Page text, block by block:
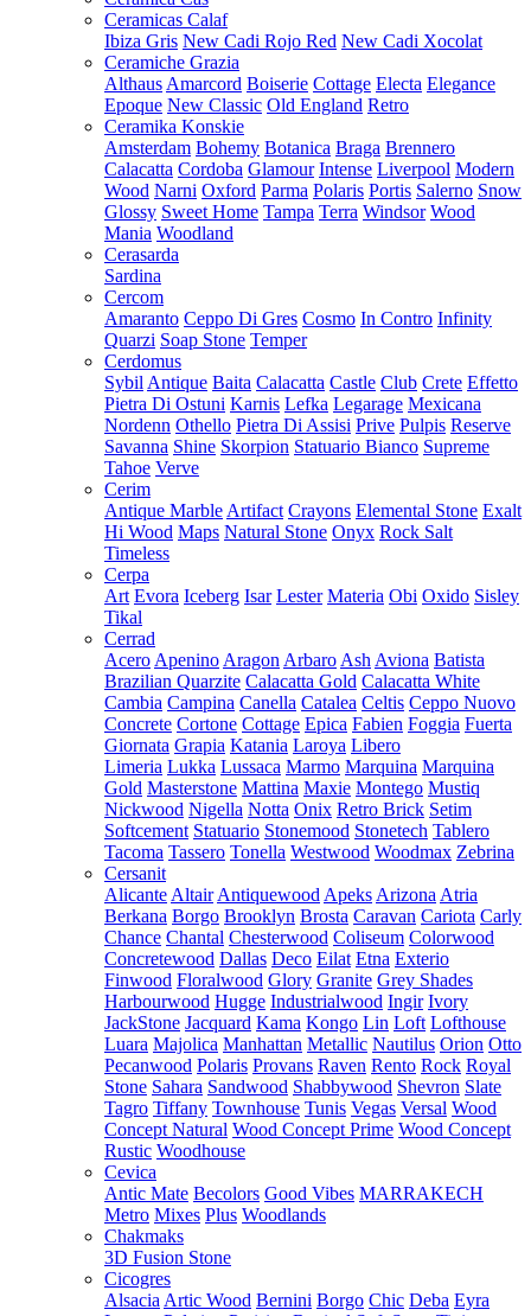
Ceramicas Calaf
Ibiza Gris New Cadi Rojo Red New Cadi Xocolat
Ceramiche Grazia
Althaus Amarcord Boiserie Cottage Electa Elegance
Epoque New Classic Old England Retro
Ceramika Konskie
Amsterdam Bohemy Botanica Braga Brennero
Calacatta Cordoba Glamour Intense Liverpool Modern
Wood Narni Oxford Parma Polaris Portis Salerno Snow
Glossy Sweet Home Tampa Terra Windsor Wood
Mania Woodland
Cerasarda
Sardina
Cercom
Amaranto Ceppo Di Gres Cosmo In Contro Infinity
Quarzi Soap Stone Temper
Cerdomus
Sybil Antique Baita Calacatta Castle Club Crete Effetto
Pietra Di Ostuni Karnis Lefka Legarage Mexicana
Nordenn Othello Pietra Di Assisi Prive Pulpis Reserve
Savanna Shine Skorpion Statuario Bianco Supreme
Tahoe Verve
Cerim
Antique Marble Artifact Crayons Elemental Stone Exalt
Hi Wood Maps Natural Stone Onyx Rock Salt
Timeless
Cerpa
Art Evora Iceberg Isar Lester Materia Obi Oxido Sisley
Tikal
Cerrad
Acero Apenino Aragon Arbaro Ash Aviona Batista
Brazilian Quarzite Calacatta Gold Calacatta White
Cambia Campina Canella Catalea Celtis Ceppo Nuovo
Concrete Cortone Cottage Epica Fabien Foggia Fuerta
Giornata Grapia Katania Laroya Libero
Limeria Lukka Lussaca Marmo Marquina Marquina
Gold Masterstone Mattina Maxie Montego Mustiq
Nickwood Nigella Notta Onix Retro Brick Setim
Softcement Statuario Stonemood Stonetech Tablero
Tacoma Tassero Tonella Westwood Woodmax Zebrina
Cersanit
Alicante Altair Antiquewood Apeks Arizona Atria
Berkana Borgo Brooklyn Brosta Caravan Cariota Carly
Chance Chantal Chesterwood Coliseum Colorwood
Concretewood Dallas Deco Eilat Etna Exterio
Finwood Floralwood Glory Granite Grey Shades
Harbourwood Hugge Industrialwood Ingir Ivory
JackStone Jacquard Kama Kongo Lin Loft Lofthouse
Luara Majolica Manhattan Metallic Nautilus Orion Otto
Pecanwood Polaris Provans Raven Rento Rock Royal
Stone Sahara Sandwood Shabbywood Shevron Slate
Tagro Tiffany Townhouse Tunis Vegas Versal Wood
Concept Natural Wood Concept Prime Wood Concept
Rustic Woodhouse
Cevica
Antic Mate Becolors Good Vibes MARRAKECH
Metro Mixes Plus Woodlands
Chakmaks
3D Fusion Stone
Cicogres
Alsacia Artic Wood Bernini Borgo Chic Deba Eyra